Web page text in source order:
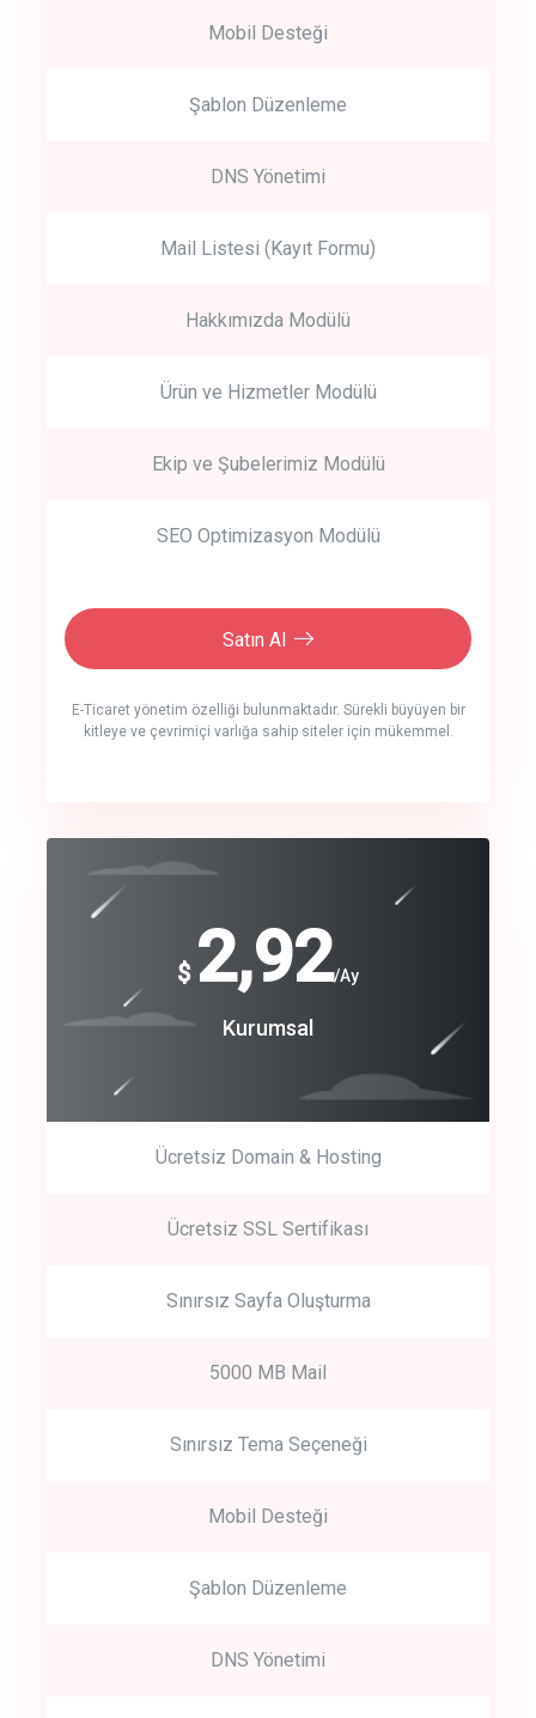
Mobil Desteği
Şablon Düzenleme
DNS Yönetimi
Mail Listesi (Kayıt Formu)
Hakkımızda Modülü
Ürün ve Hizmetler Modülü
Ekip ve Şubelerimiz Modülü
SEO Optimizasyon Modülü
Satın Al
E-Ticaret yönetim özelliği bulunmaktadır. Sürekli büyüyen bir
kitleye ve çevrimiçi varlığa sahip siteler için mükemmel.
crm auto cync
track energy costs
Get Started
Start by trying our service for 30 days free trial no credit card
$ 2,92/Ay
Kurumsal
Ücretsiz Domain & Hosting
Ücretsiz SSL Sertifikası
Sınırsız Sayfa Oluşturma
5000 MB Mail
Sınırsız Tema Seçeneği
Mobil Desteği
Şablon Düzenleme
DNS Yönetimi
$
240
Coroprate